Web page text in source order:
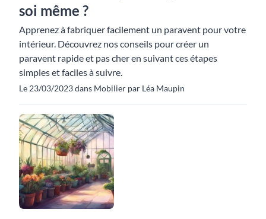
soi même ?
Apprenez à fabriquer facilement un paravent pour votre
intérieur. Découvrez nos conseils pour créer un
paravent rapide et pas cher en suivant ces étapes
simples et faciles à suivre.
Le 23/03/2023 dans Mobilier par Léa Maupin